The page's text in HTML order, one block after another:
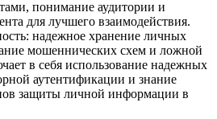
понимание аудитории и
для лучшего взаимодействия.
надежное хранение личных
мошеннических схем и ложной
в себя использование надежных
аутентификации и знание
защиты личной информации в